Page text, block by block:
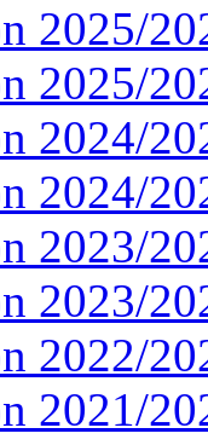
2025/
2025/
2024/
2024/
2023/
2023/
2022/
2021/